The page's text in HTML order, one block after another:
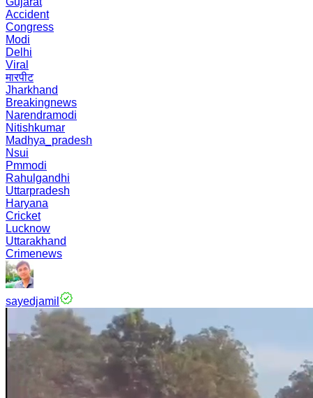
Accident
Congress
Modi
Delhi
Viral
मारपीट
Jharkhand
Breakingnews
Narendramodi
Nitishkumar
Madhya_pradesh
Nsui
Pmmodi
Rahulgandhi
Uttarpradesh
Haryana
Cricket
Lucknow
Uttarakhand
Crimenews
sayedjamil